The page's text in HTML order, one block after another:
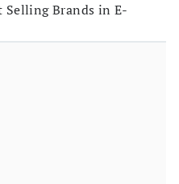
Selling Brands in E-